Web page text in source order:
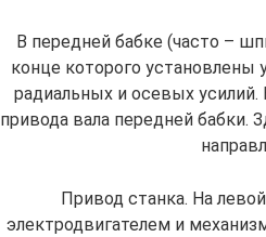
В передней бабке (часто –
конце которого
радиальных и осевых
привода вала передней бабки.
Привод станка. На
электродвигателем и